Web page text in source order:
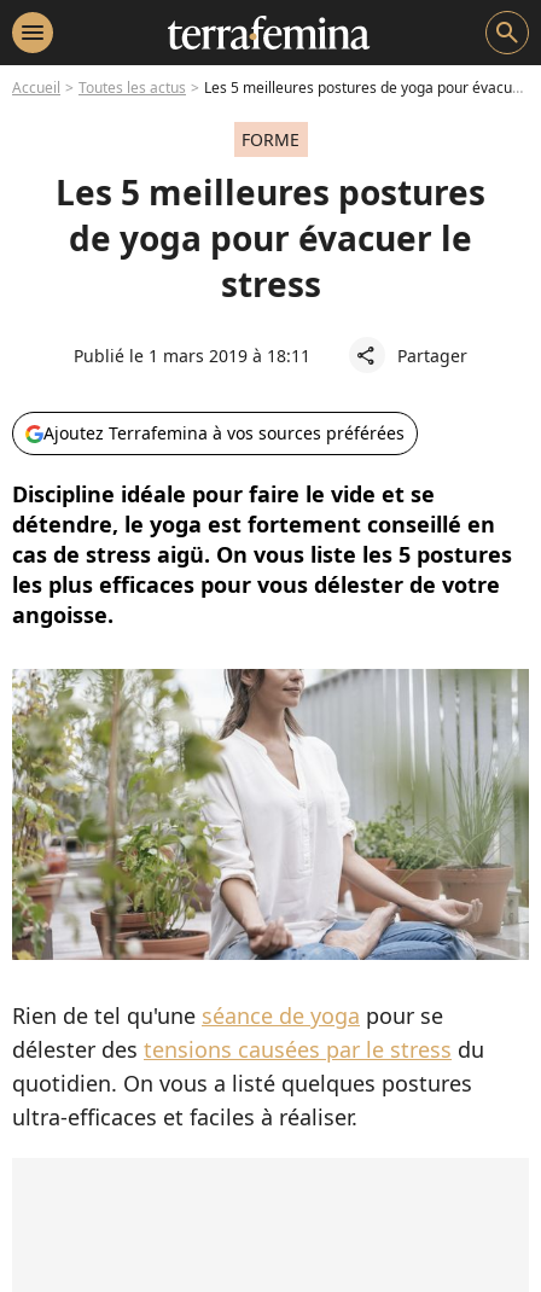
menu search
Accueil Toutes les actus Les 5 meilleures postures de yoga pour évacuer le stress
FORME
Les 5 meilleures postures
de yoga pour évacuer le
stress
Publié le 1 mars 2019 à 18:11 share Partager
Ajoutez Terrafemina à vos sources préférées
Discipline idéale pour faire le vide et se
détendre, le yoga est fortement conseillé en
cas de stress aigü. On vous liste les 5 postures
les plus efficaces pour vous délester de votre
angoisse.
Rien de tel qu'une séance de yoga pour se
délester des tensions causées par le stress du
quotidien. On vous a listé quelques postures
ultra-efficaces et faciles à réaliser.